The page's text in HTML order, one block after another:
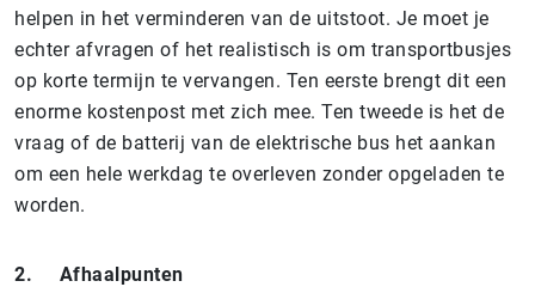
helpen in het verminderen van de uitstoot. Je moet je
echter afvragen of het realistisch is om transportbusjes
op korte termijn te vervangen. Ten eerste brengt dit een
enorme kostenpost met zich mee. Ten tweede is het de
vraag of de batterij van de elektrische bus het aankan
om een hele werkdag te overleven zonder opgeladen te
worden.
2.
Afhaalpunten